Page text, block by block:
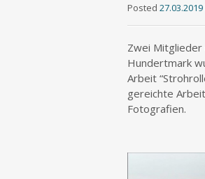
Posted 27.03.2019
Zwei Mit­glie­der
Hun­dert­mark
Arbeit
ge­reich­te
Fotografien.